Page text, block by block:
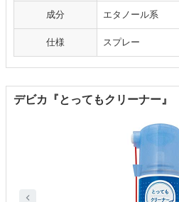
成分 エタノール系
仕様 スプレー
デビカ『とってもクリーナー』